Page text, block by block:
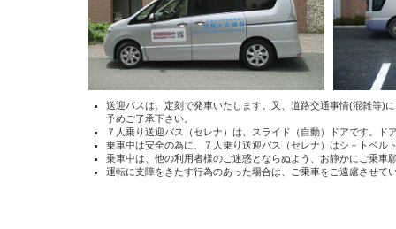
送迎バスは、定刻で発車いたします。又、道路交通事情(混雑等)
予めご了承下さい。
７人乗り送迎バス（セレナ）は、スライド（自動）ドアです。ド
乗車中は安全の為に、７人乗り送迎バス（セレナ）はシ－トベル
乗車中は、他の利用者様のご迷惑とならぬよう、お静かにご乗車
運転に支障をきたす行為のあった場合は、ご乗車をご遠慮させて